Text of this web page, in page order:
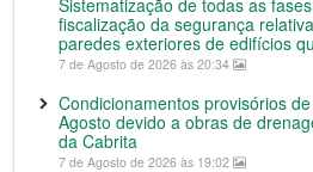
Sistematização de todas as
fiscalização da segurança
paredes exteriores de edifícios
7 de Agosto de 2026 às 20:34
Condicionamentos provisórios
Agosto devido a obras de
da Cabrita
7 de Agosto de 2026 às 19:02